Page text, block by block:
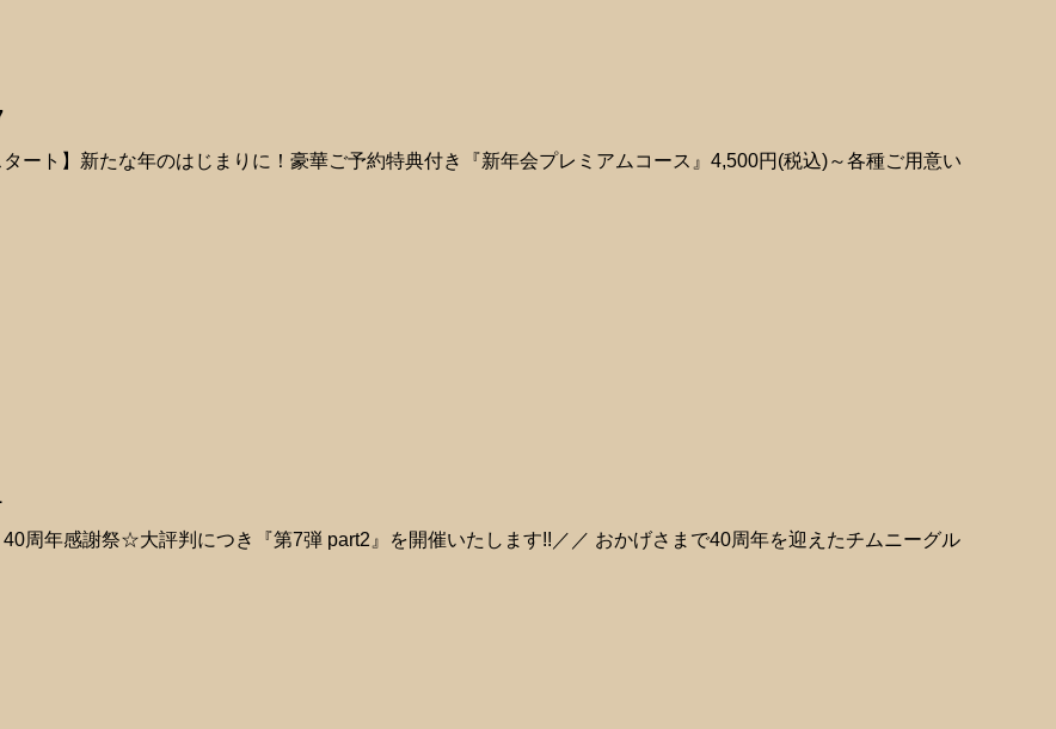
タート】新たな年のはじまりに！豪華ご予約特典付き『新年会プレミアムコース』4,500円(税込)～各種ご用意い
周年感謝祭☆大評判につき『第7弾 part2』を開催いたします!!／／ おかげさまで40周年を迎えたチムニーグル